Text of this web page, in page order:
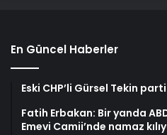
En Güncel Haberler
Eski CHP’li Gürsel Tekin
Fatih Erbakan: Bir yanda
Emevi Camii’nde namaz